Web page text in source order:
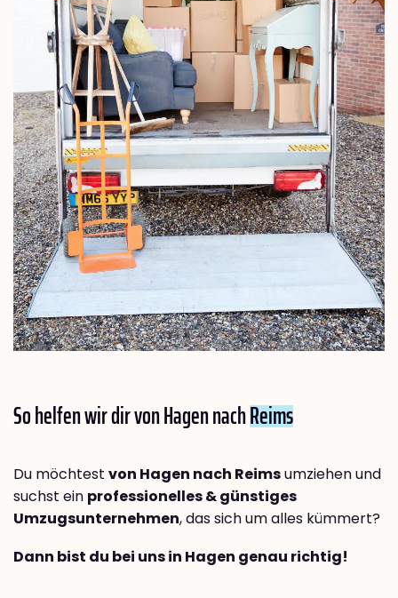
So helfen wir dir von Hagen nachReims
Du möchtest von Hagen nach Reimsumziehen und
suchst ein professionelles & günstiges
Umzugsunternehmen, das sich um alles kümmert?
Dann bist du bei uns in Hagen genau richtig!